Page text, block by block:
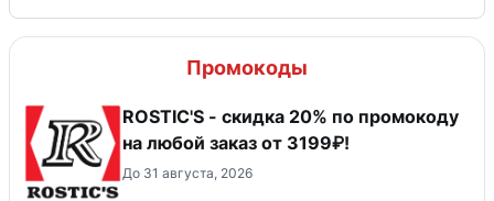
Промокоды
ROSTIC'S - скидка 20% по промокоду
на любой заказ от 3199₽!
До 31 августа, 2026